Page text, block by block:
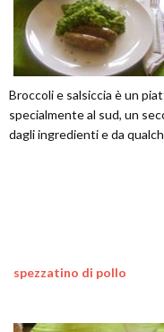
Broccoli e salsiccia è un
specialmente al sud, un
dagli ingredienti e da
spezzatino di pollo